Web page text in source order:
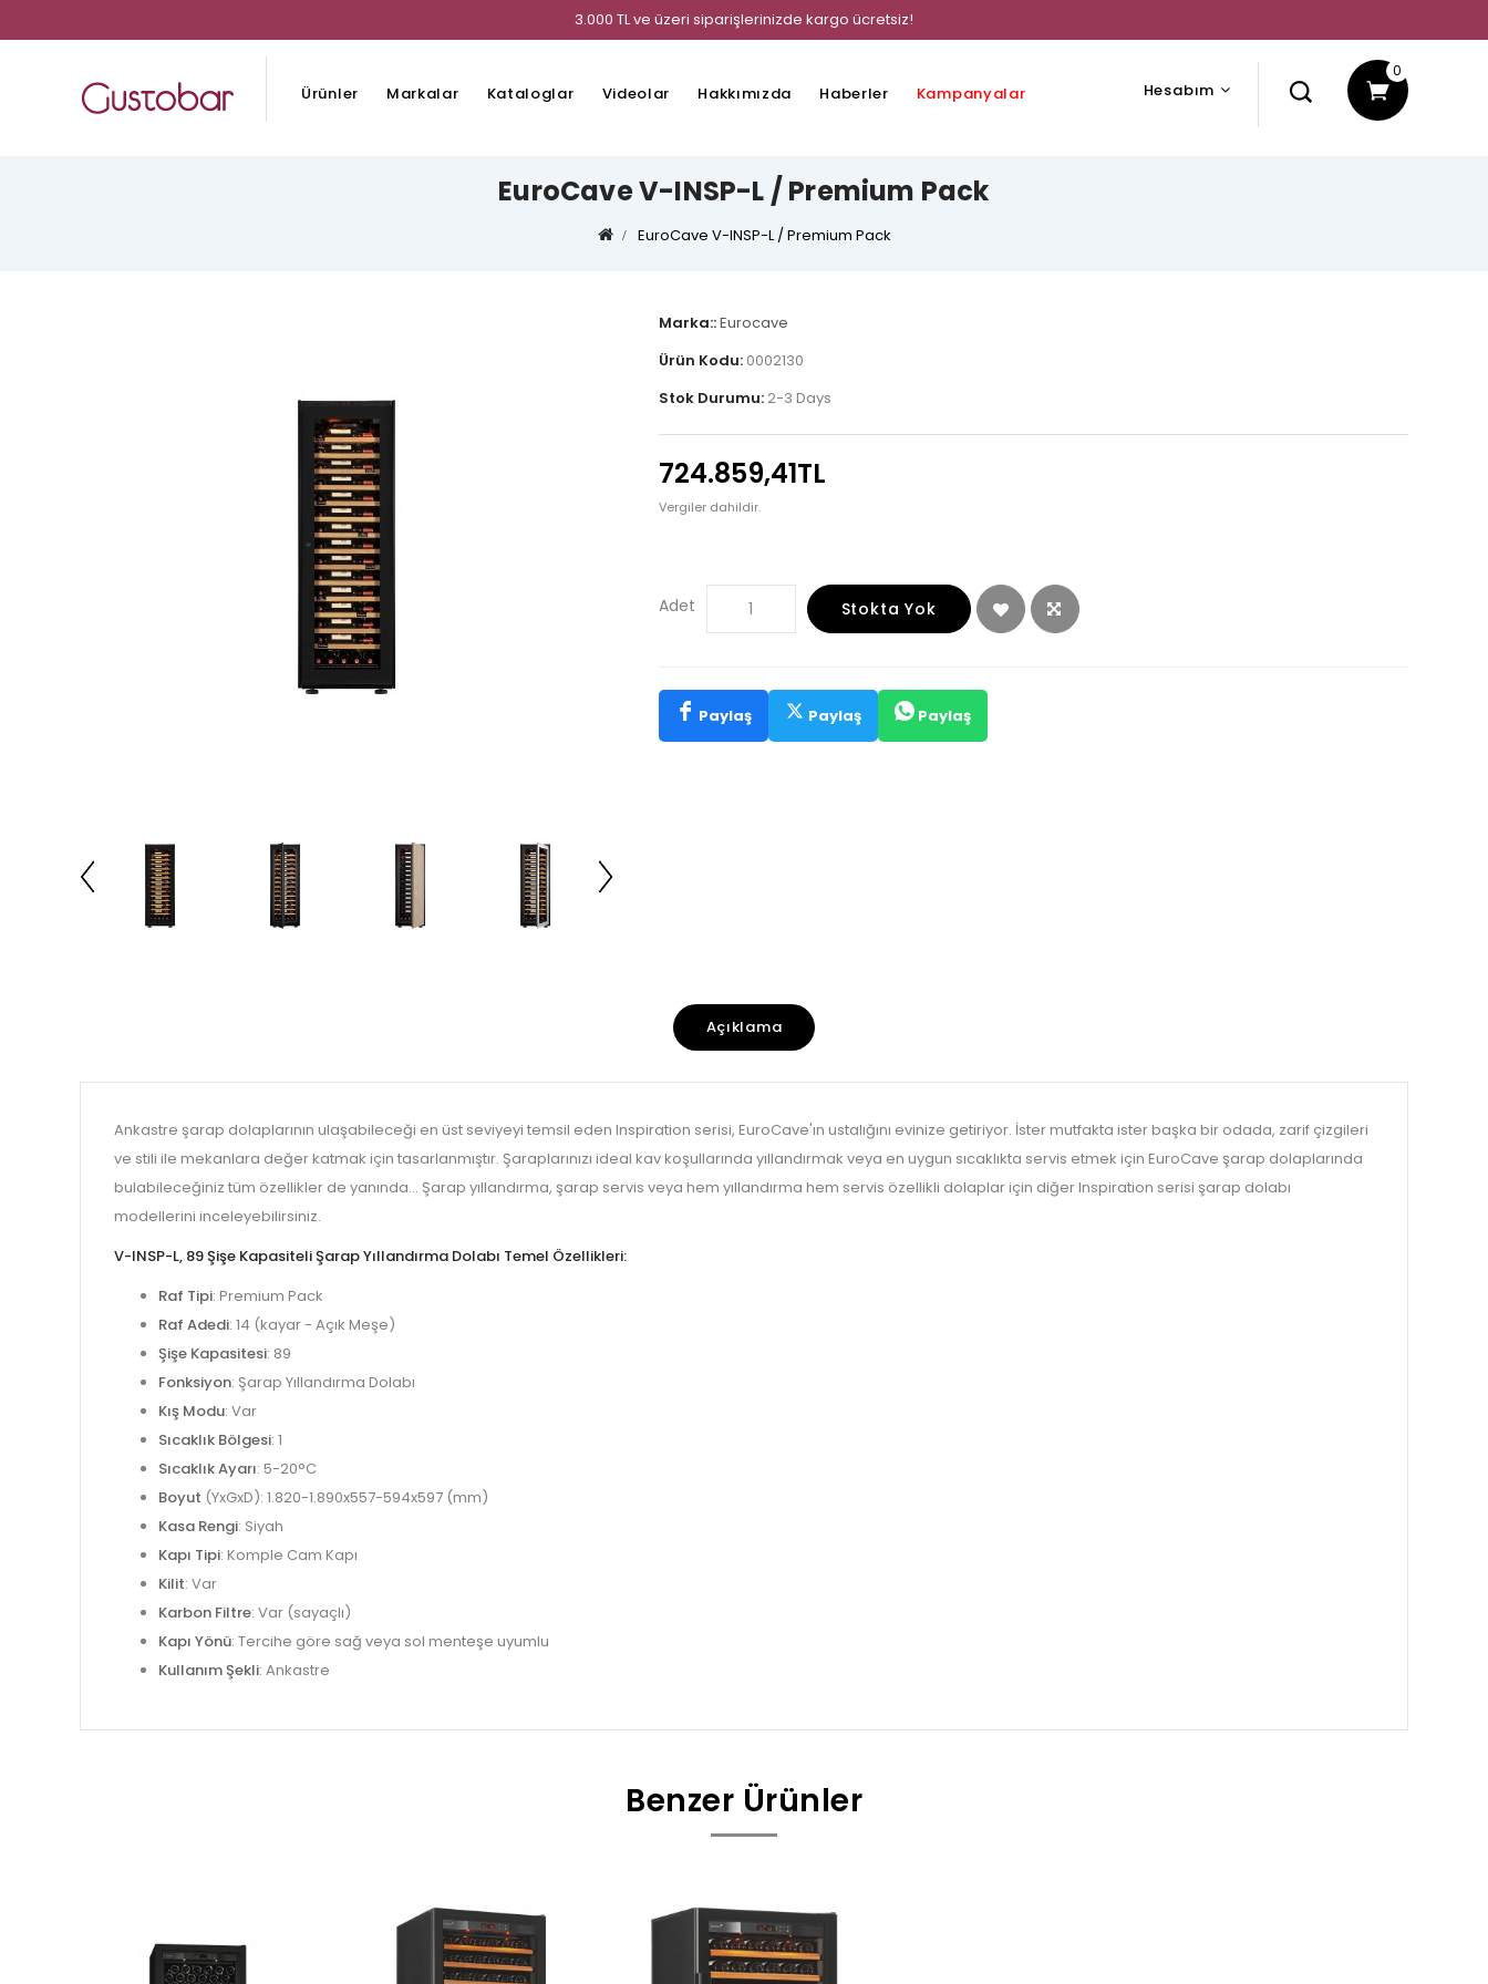
3.000 TL ve üzeri siparişlerinizde kargo ücretsiz!
0
Hesabım
Ürünler Markalar Kataloglar Videolar Hakkımızda Haberler Kampanyalar
EuroCave V-INSP-L / Premium Pack
EuroCave V-INSP-L / Premium Pack
Marka::Eurocave
Ürün Kodu: 0002130
Stok Durumu: 2-3 Days
724.859,41TL
Vergiler dahildir.
Adet Stokta Yok
Paylaş Paylaş Paylaş
Açıklama
Ankastre şarap dolaplarının ulaşabileceği en üst seviyeyi temsil eden Inspiration serisi, EuroCave'ın ustalığını evinize getiriyor. İster mutfakta ister başka bir odada, zarif çizgileri
ve stili ile mekanlara değer katmak için tasarlanmıştır. Şaraplarınızı ideal kav koşullarında yıllandırmak veya en uygun sıcaklıkta servis etmek için EuroCave şarap dolaplarında
bulabileceğiniz tüm özellikler de yanında... Şarap yıllandırma, şarap servis veya hem yıllandırma hem servis özellikli dolaplar için diğer Inspiration serisi şarap dolabı
modellerini inceleyebilirsiniz.
V-INSP-L, 89 Şişe Kapasiteli Şarap Yıllandırma Dolabı Temel Özellikleri:
Raf Tipi: Premium Pack
Raf Adedi: 14 (kayar - Açık Meşe)
Şişe Kapasitesi: 89
Fonksiyon: Şarap Yıllandırma Dolabı
Kış Modu: Var
Sıcaklık Bölgesi: 1
Sıcaklık Ayarı: 5-20°C
Boyut (YxGxD): 1.820-1.890x557-594x597 (mm)
Kasa Rengi: Siyah
Kapı Tipi: Komple Cam Kapı
Kilit: Var
Karbon Filtre: Var (sayaçlı)
Kapı Yönü: Tercihe göre sağ veya sol menteşe uyumlu
Kullanım Şekli: Ankastre
Benzer Ürünler